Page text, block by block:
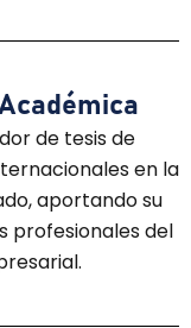
de tesis de
en la
aportando su
profesionales del